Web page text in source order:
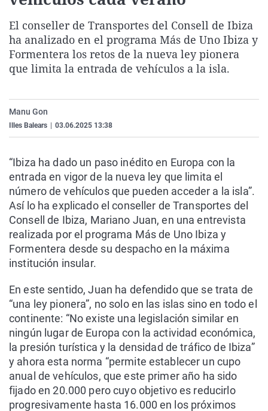
Gente viajera
Como el perro y el
Retornados
Equipo de
Operación Viuda
Galicia
La Rioja
Navarra
Televisión
Elecciones
El conseller de Transportes del Consell de Ibiza
ha analizado en el programa Más de Uno Ibiza y
Formentera los retos de la nueva ley pionera
que limita la entrada de vehículos a la isla.
Manu Gon
Illes Balears 03.06.2025 13:38
“Ibiza ha dado un paso inédito en Europa con la
entrada en vigor de la nueva ley que limita el
número de vehículos que pueden acceder a la isla”.
Así lo ha explicado el conseller de Transportes del
Consell de Ibiza, Mariano Juan, en una entrevista
realizada por el programa Más de Uno Ibiza y
Formentera desde su despacho en la máxima
institución insular.
En este sentido, Juan ha defendido que se trata de
“una ley pionera”, no solo en las islas sino en todo el
continente: “No existe una legislación similar en
ningún lugar de Europa con la actividad económica,
la presión turística y la densidad de tráfico de Ibiza”
y ahora esta norma “permite establecer un cupo
anual de vehículos, que este primer año ha sido
fijado en 20.000 pero cuyo objetivo es reducirlo
progresivamente hasta 16.000 en los próximos